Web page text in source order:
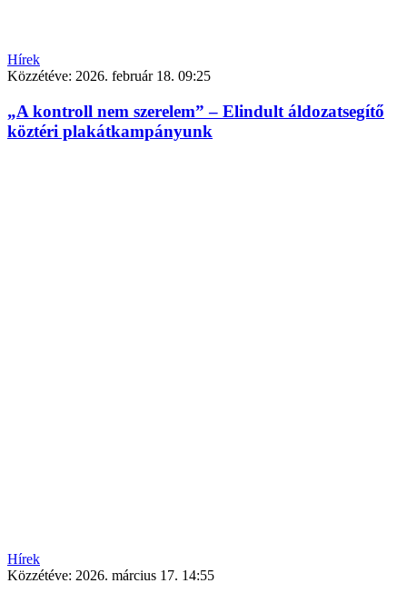
Hírek
Közzétéve: 2026. február 18. 09:25
„A kontroll nem szerelem” – Elindult áldozatsegítő
köztéri plakátkampányunk
Hírek
Közzétéve: 2026. március 17. 14:55